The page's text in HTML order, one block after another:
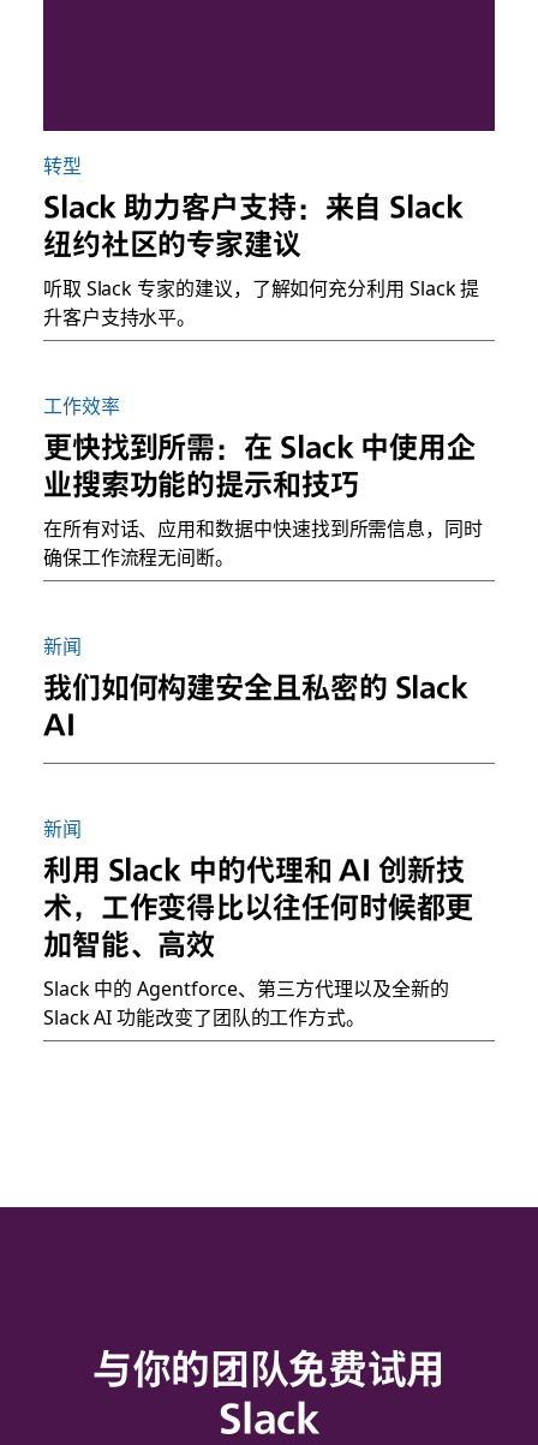
转型
Slack 助力客户支持：来自 Slack
纽约社区的专家建议
听取 Slack 专家的建议，了解如何充分利用 Slack 提
升客户支持水平。
工作效率
更快找到所需：在 Slack 中使用企
业搜索功能的提示和技巧
在所有对话、应用和数据中快速找到所需信息，同时
确保工作流程无间断。
新闻
我们如何构建安全且私密的 Slack
AI
新闻
利用 Slack 中的代理和 AI 创新技
术，工作变得比以往任何时候都更
加智能、高效
Slack 中的 Agentforce、第三方代理以及全新的
Slack AI 功能改变了团队的工作方式。
与你的团队免费试用
Slack